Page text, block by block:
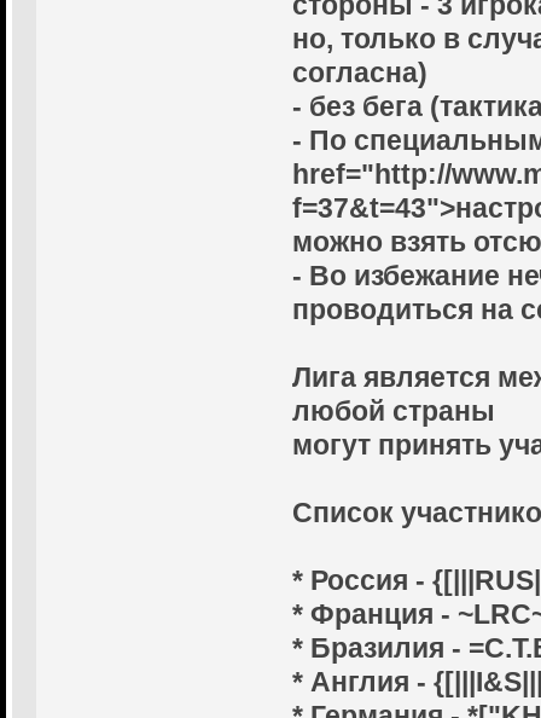
но, только в
согласна)
- без бега
- По
href="http://
можно взять
- Во избежание
проводиться на
Лига является
любой страны
могут принять
Cписок
* Россия -
* Франция -
* Бразилия -
* Англия -